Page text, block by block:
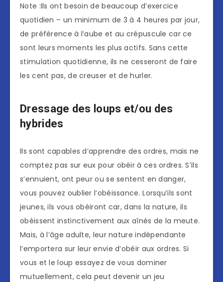
Note :Ils ont besoin de beaucoup d’exercice
quotidien – un minimum de 3 à 4 heures par jour,
de préférence à l’aube et au crépuscule car ce
sont leurs moments les plus actifs. Sans cette
stimulation quotidienne, ils ne cesseront de faire
les cent pas, de creuser et de hurler.
Dressage des loups et/ou des
hybrides
Ils sont capables d’apprendre des ordres, mais ne
comptez pas sur eux pour obéir à ces ordres. S’ils
s’ennuient, ont peur ou se sentent en danger,
vous pouvez oublier l’obéissance. Lorsqu’ils sont
jeunes, ils vous obéiront car, dans la nature, ils
obéissent instinctivement aux aînés de la meute.
Mais, à l’âge adulte, leur nature indépendante
l’emportera sur leur envie d’obéir aux ordres. Si
vous et le loup essayez de vous dominer
mutuellement, cela peut devenir un jeu